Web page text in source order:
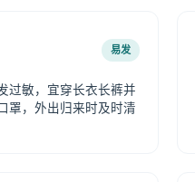
易发
过敏，宜穿长衣长裤并
罩，外出归来时及时清